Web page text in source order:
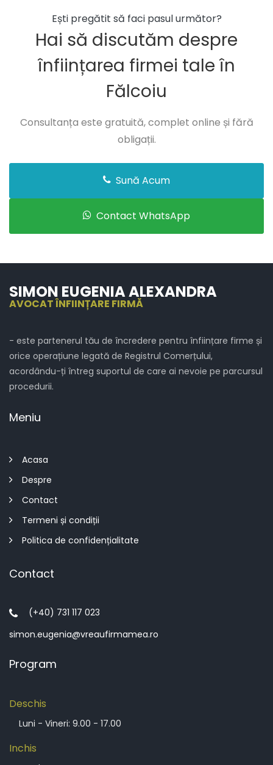
Ești pregătit să faci pasul următor?
Hai să discutăm despre
înființarea firmei tale în
Fălcoiu
Consultanța este gratuită, complet online și fără
obligații.
Sună Acum
Contact WhatsApp
SIMON EUGENIA ALEXANDRA
AVOCAT ÎNFIINȚARE FIRMĂ
- este partenerul tău de încredere pentru înființare firme și
orice operațiune legată de Registrul Comerțului,
acordându-ți întreg suportul de care ai nevoie pe parcursul
procedurii.
Meniu
Acasa
Despre
Contact
Termeni și condiții
Politica de confidențialitate
Contact
(+40) 731 117 023
simon.eugenia@vreaufirmamea.ro
Program
Deschis
Luni - Vineri: 9.00 - 17.00
Inchis